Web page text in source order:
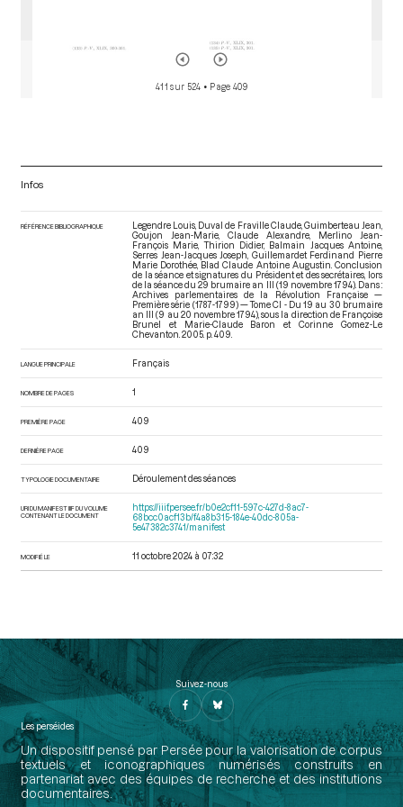
411 sur 524 • Page 409
Infos
RÉFÉRENCE BIBLIOGRAPHIQUE
Legendre Louis, Duval de Fraville Claude, Guimberteau Jean,
Goujon Jean-Marie, Claude Alexandre, Merlino Jean-
François Marie, Thirion Didier, Balmain Jacques Antoine,
Serres Jean-Jacques Joseph, Guillemardet Ferdinand Pierre
Marie Dorothée, Blad Claude Antoine Augustin. Conclusion
de la séance et signatures du Président et des secrétaires, lors
de la séance du 29 brumaire an III (19 novembre 1794). Dans :
Archives parlementaires de la Révolution Française —
Première série (1787-1799) — Tome CI - Du 19 au 30 brumaire
an III (9 au 20 novembre 1794) , sous la direction de Françoise
Brunel et Marie-Claude Baron et Corinne Gomez-Le
Chevanton. 2005. p. 409.
LANGUE PRINCIPALE Français
NOMBRE DE PAGES 1
PREMIÈRE PAGE 409
DERNIÈRE PAGE 409
TYPOLOGIE DOCUMENTAIRE Déroulement des séances
URI DU MANIFEST IIIF DU VOLUME
CONTENANT LE DOCUMENT
https://iiif.persee.fr/b0e2cf11-597c-427d-8ac7-
68bcc0acf13b/f4a8b315-184e-40dc-805a-
5e47382c3741/manifest
MODIFIÉ LE 11 octobre 2024 à 07:32
Suivez-nous
Les perséides
Un dispositif pensé par Persée pour la valorisation de corpus
textuels et iconographiques numérisés construits en
partenariat avec des équipes de recherche et des institutions
documentaires.